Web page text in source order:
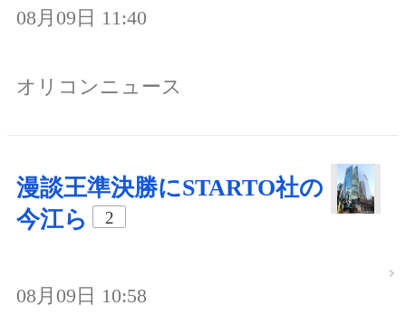
08月09日 11:40
オリコンニュース
漫談王準決勝にSTARTO社の
今江ら
2
08月09日 10:58